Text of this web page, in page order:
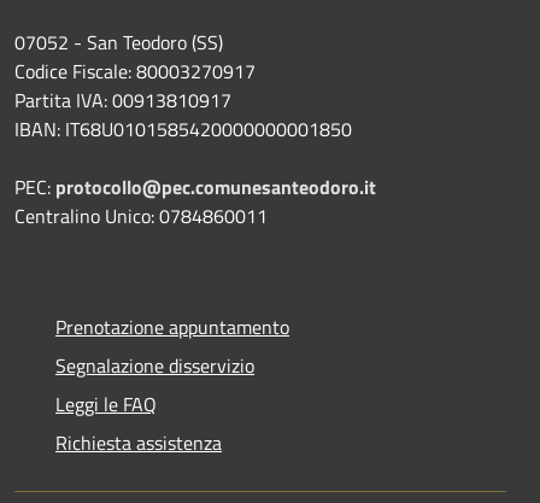
07052 - San Teodoro (SS)
Codice Fiscale: 80003270917
Partita IVA: 00913810917
IBAN: IT68U0101585420000000001850
PEC: protocollo@pec.comunesanteodoro.it
Centralino Unico: 0784860011
Prenotazione appuntamento
Segnalazione disservizio
Leggi le FAQ
Richiesta assistenza